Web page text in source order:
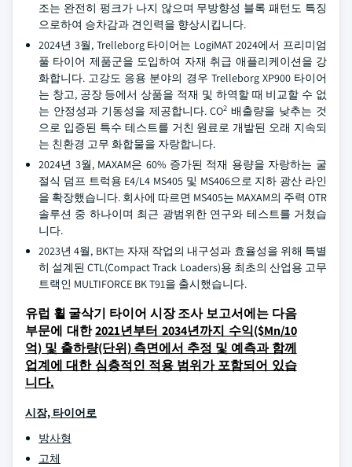
조는 완전히 펑크가 나지 않으며 무방향성 블록 패턴도 특징
으로하여 승차감과 견인력을 향상시킵니다.
2024년 3월, Trelleborg 타이어는 LogiMAT 2024에서 프리미엄
풀 타이어 제품군을 도입하여 자재 취급 애플리케이션을 강
화합니다. 고강도 응용 분야의 경우 Trelleborg XP900 타이어
는 창고, 공장 등에서 상품을 적재 및 하역할 때 비교할 수 없
는 안정성과 기동성을 제공합니다. CO2 배출량을 낮추는 것
으로 입증된 특수 테스트를 거친 원료로 개발된 오래 지속되
는 친환경 고무 화합물을 자랑합니다.
2024년 3월, MAXAM은 60% 증가된 적재 용량을 자랑하는 굴
절식 덤프 트럭용 E4/L4 MS405 및 MS406으로 지하 광산 라인
을 확장했습니다. 회사에 따르면 MS405는 MAXAM의 주력 OTR
솔루션 중 하나이며 최근 광범위한 연구와 테스트를 거쳤습
니다.
2023년 4월, BKT는 자재 작업의 내구성과 효율성을 위해 특별
히 설계된 CTL(Compact Track Loaders)용 최초의 산업용 고무
트랙인 MULTIFORCE BK T91을 출시했습니다.
유럽 휠 굴삭기 타이어 시장 조사 보고서에는 다음
부문에 대한2021년부터 2034년까지 수익($Mn/10
억) 및 출하량(단위) 측면에서 추정 및 예측과 함께
업계에 대한 심층적인 적용 범위가 포함되어 있습
니다.
시장, 타이어로
방사형
고체